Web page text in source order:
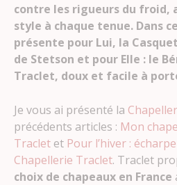
contre les rigueurs du froid,
style à chaque tenue. Dans
présente pour Lui, la
de Stetson et pour Elle : le
Traclet, doux et facile à
Je vous ai présenté la
précédents articles : Mon
Traclet et Pour l’hiver :
Chapellerie Traclet. Traclet
choix de chapeaux en France